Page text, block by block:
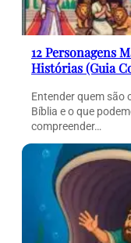
12 Personagens
Histórias (Guia
Entender quem são
Bíblia e o que
compreender…